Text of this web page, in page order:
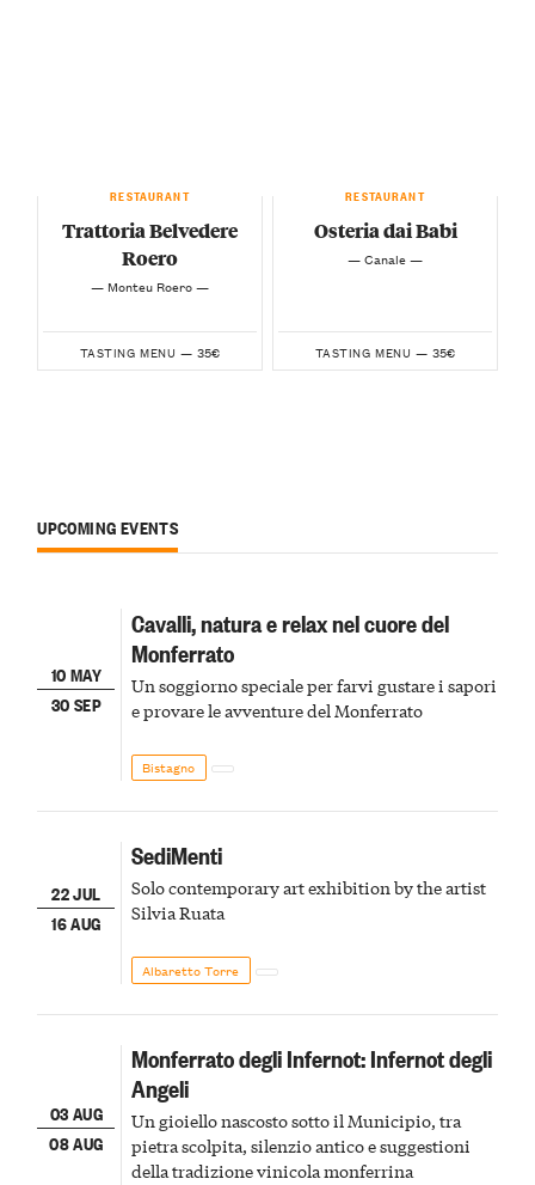
RESTAURANT
Trattoria Belvedere
Roero
— Monteu Roero —
TASTING MENU — 35€
RESTAURANT
Osteria dai Babi
— Canale —
TASTING MENU — 35€
UPCOMING EVENTS
10 MAY
30 SEP
Cavalli, natura e relax nel cuore del
Monferrato
Un soggiorno speciale per farvi gustare i sapori
e provare le avventure del Monferrato
Bistagno
22 JUL
16 AUG
SediMenti
Solo contemporary art exhibition by the artist
Silvia Ruata
Albaretto Torre
03 AUG
08 AUG
Monferrato degli Infernot: Infernot degli
Angeli
Un gioiello nascosto sotto il Municipio, tra
pietra scolpita, silenzio antico e suggestioni
della tradizione vinicola monferrina